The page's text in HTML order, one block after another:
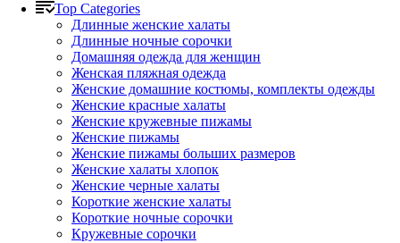
Top Categories
Длинные женские халаты
Длинные ночные сорочки
Домашняя одежда для женщин
Женская пляжная одежда
Женские домашние костюмы, комплекты одежды
Женские красные халаты
Женские кружевные пижамы
Женские пижамы
Женские пижамы больших размеров
Женские халаты хлопок
Женские черные халаты
Короткие женские халаты
Короткие ночные сорочки
Кружевные сорочки